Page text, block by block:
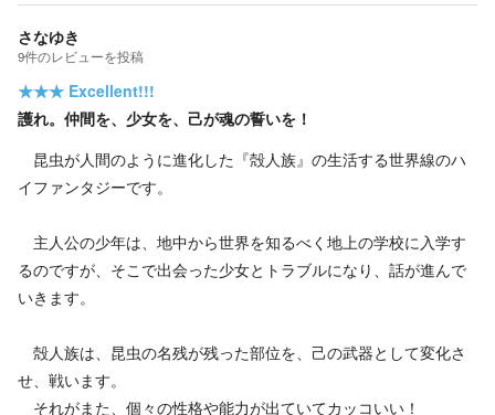
さなゆき
9件のレビューを投稿
★★★ Excellent!!!
護れ。仲間を、少女を、己が魂の誓いを！
昆虫が人間のように進化した『殻人族』の生活する世界線のハ
イファンタジーです。
主人公の少年は、地中から世界を知るべく地上の学校に入学す
るのですが、そこで出会った少女とトラブルになり、話が進んで
いきます。
殻人族は、昆虫の名残が残った部位を、己の武器として変化さ
せ、戦います。
それがまた、個々の性格や能力が出ていてカッコいい！